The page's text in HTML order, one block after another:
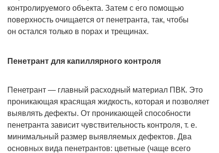
контролируемого объекта. Затем с его помощью
поверхность очищается от пенетранта, так, чтобы
он остался только в порах и трещинах.
Пенетрант для капиллярного контроля
Пенетрант — главный расходный материал ПВК. Это
проникающая красящая жидкость, которая и позволяет
выявлять дефекты. От проникающей способности
пенетранта зависит чувствительность контроля, т. е.
минимальный размер выявляемых дефектов. Два
основных вида пенетрантов: цветные (чаще всего